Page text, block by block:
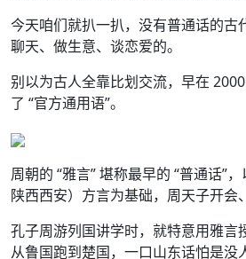
今天咱们就扒一扒，没有普通话的古
聊天、做生意、谈恋爱的。
别以为古人全靠比划交流，早在
了 “官方通用语”。
周朝的 “雅言” 堪称最早的 “普通话”
陕西西安）方言为基础，周天子开会
孔子周游列国讲学时，就特意用雅言
从鲁国跑到楚国，一口山东话怕是没